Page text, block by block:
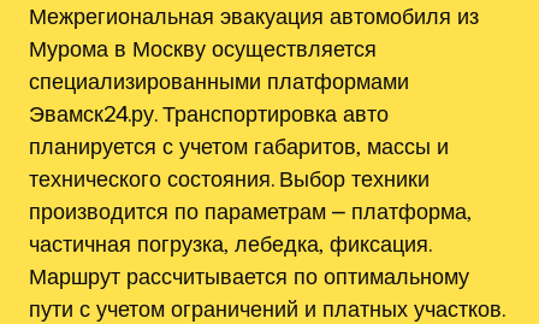
Межрегиональная эвакуация автомобиля из
Мурома в Москву осуществляется
специализированными платформами
Эвамск24.ру. Транспортировка авто
планируется с учетом габаритов‚ массы и
технического состояния. Выбор техники
производится по параметрам ⎼ платформа‚
частичная погрузка‚ лебедка‚ фиксация.
Маршрут рассчитывается по оптимальному
пути с учетом ограничений и платных участков.